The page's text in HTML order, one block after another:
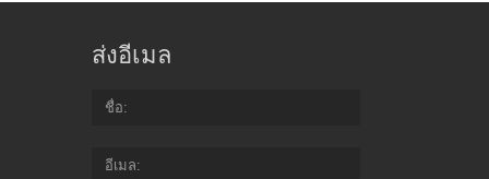
ส่งอีเมล
ชื่อ
อีเมล